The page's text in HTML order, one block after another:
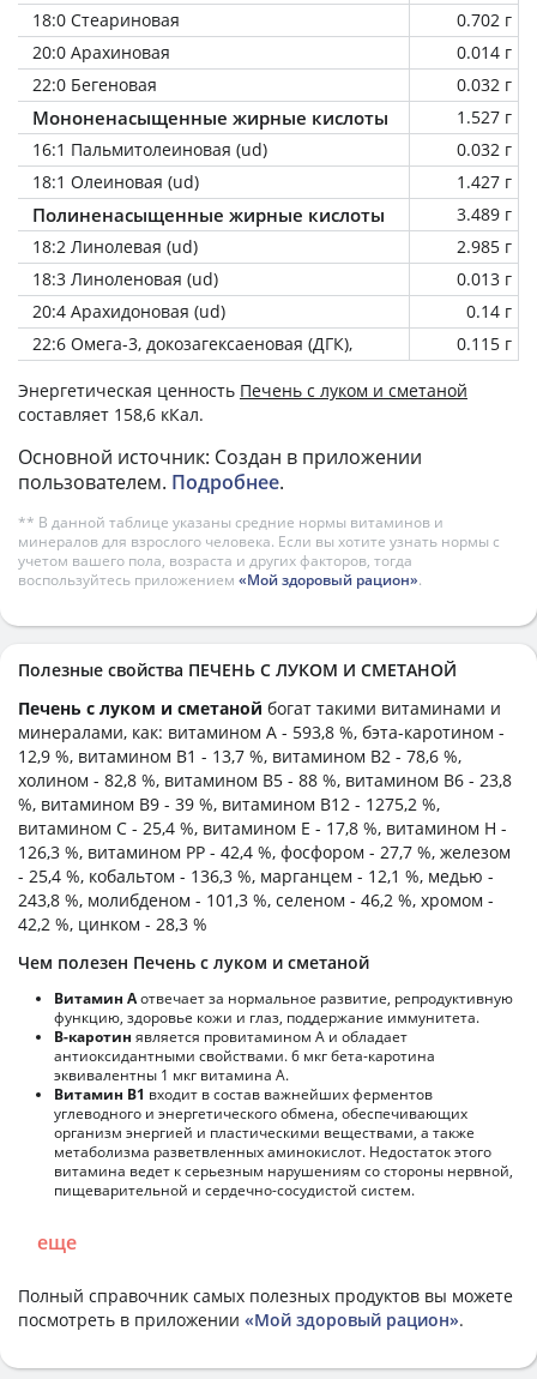
18:0 Стеариновая
0.702 г
20:0 Арахиновая
0.014 г
22:0 Бегеновая
0.032 г
Мононенасыщенные жирные кислоты
1.527 г
16:1 Пальмитолеиновая (ud)
0.032 г
18:1 Олеиновая (ud)
1.427 г
Полиненасыщенные жирные кислоты
3.489 г
18:2 Линолевая (ud)
2.985 г
18:3 Линоленовая (ud)
0.013 г
20:4 Арахидоновая (ud)
0.14 г
22:6 Омега-3, докозагексаеновая (ДГК),
0.115 г
Энергетическая ценность Печень с луком и сметаной
составляет 158,6 кКал.
Основной источник: Создан в приложении
пользователем. Подробнее.
** В данной таблице указаны средние нормы витаминов и
минералов для взрослого человека. Если вы хотите узнать нормы с
учетом вашего пола, возраста и других факторов, тогда
воспользуйтесь приложением «Мой здоровый рацион».
Полезные свойства ПЕЧЕНЬ С ЛУКОМ И СМЕТАНОЙ
Печень с луком и сметаной богат такими витаминами и
минералами, как: витамином А - 593,8 %, бэта-каротином -
12,9 %, витамином B1 - 13,7 %, витамином B2 - 78,6 %,
холином - 82,8 %, витамином B5 - 88 %, витамином B6 - 23,8
%, витамином B9 - 39 %, витамином B12 - 1275,2 %,
витамином C - 25,4 %, витамином E - 17,8 %, витамином H -
126,3 %, витамином PP - 42,4 %, фосфором - 27,7 %, железом
- 25,4 %, кобальтом - 136,3 %, марганцем - 12,1 %, медью -
243,8 %, молибденом - 101,3 %, селеном - 46,2 %, хромом -
42,2 %, цинком - 28,3 %
Чем полезен Печень с луком и сметаной
Витамин Аотвечает за нормальное развитие, репродуктивную
функцию, здоровье кожи и глаз, поддержание иммунитета.
В-каротин является провитамином А и обладает
антиоксидантными свойствами. 6 мкг бета-каротина
эквивалентны 1 мкг витамина А.
Витамин В1 входит в состав важнейших ферментов
углеводного и энергетического обмена, обеспечивающих
организм энергией и пластическими веществами, а также
метаболизма разветвленных аминокислот. Недостаток этого
витамина ведет к серьезным нарушениям со стороны нервной,
пищеварительной и сердечно-сосудистой систем.
еще
Полный справочник самых полезных продуктов вы можете
посмотреть в приложении «Мой здоровый рацион».